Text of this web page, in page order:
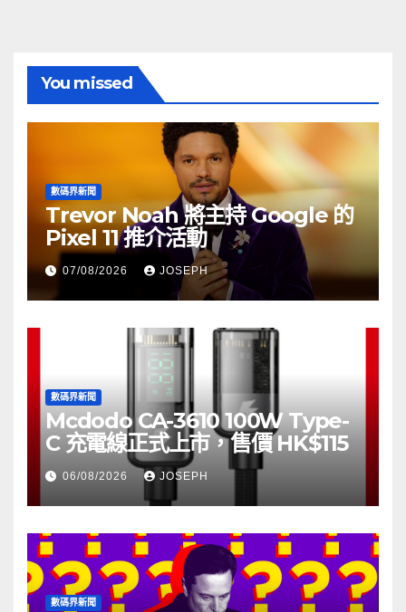
You missed
數碼界新聞
Trevor Noah 將主持 Google 的
Pixel 11 推介活動
07/08/2026 JOSEPH
數碼界新聞
Mcdodo CA-3610 100W Type-
C 充電線正式上市，售價 HK$115
06/08/2026 JOSEPH
數碼界新聞